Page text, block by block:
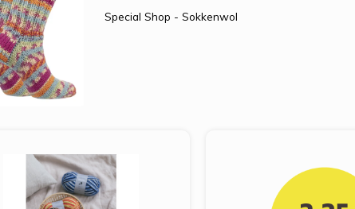
Special Shop - Sokkenwol